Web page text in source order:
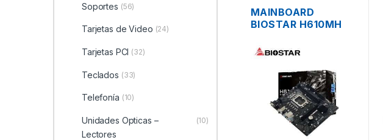
MAINBOARD
BIOSTAR H610MH
VIDEO VGA, HDMI,
USB 3.2, 1XPCI-E,
Soportes (56)
Tarjetas de Video (24)
Tarjetas PCI (32)
Teclados (33)
Telefonía (10)
Unidades Opticas –
Lectores
(10)